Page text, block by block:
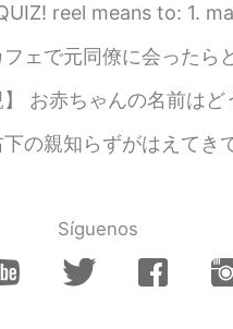
to: 1. make a jump forward or upward 2. cease an action
? (特に少し前に会社を辞めた後) 今先、カフェで元同僚に会った。私の真向かいに座っていた! 彼女は私に気づき私98％
ンダではルールがある。長男は父の父の名前を継ぐ。次男は母の父の名前を継ぐ。三男は父の父の父の名前。女の子が生まれた
なった。英語が話せるスタッフがいる歯科医院を調べて、遠くのクリニックに行った。ホームページで英語が分かるスタッフが
Síguenos